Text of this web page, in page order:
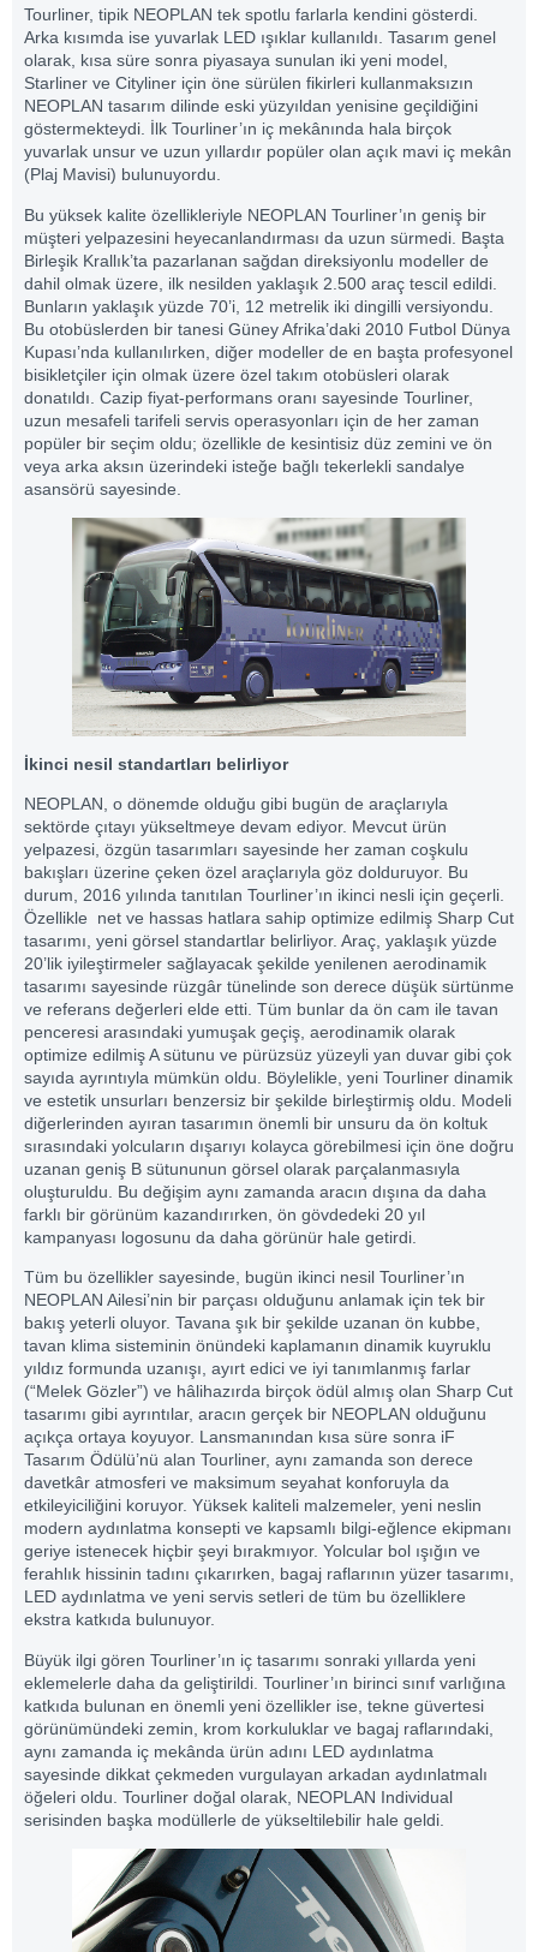
Tourliner, tipik NEOPLAN tek spotlu farlarla kendini gösterdi.
Arka kısımda ise yuvarlak LED ışıklar kullanıldı. Tasarım genel
olarak, kısa süre sonra piyasaya sunulan iki yeni model,
Starliner ve Cityliner için öne sürülen fikirleri kullanmaksızın
NEOPLAN tasarım dilinde eski yüzyıldan yenisine geçildiğini
göstermekteydi. İlk Tourliner’ın iç mekânında hala birçok
yuvarlak unsur ve uzun yıllardır popüler olan açık mavi iç mekân
(Plaj Mavisi) bulunuyordu.
Bu yüksek kalite özellikleriyle NEOPLAN Tourliner’ın geniş bir
müşteri yelpazesini heyecanlandırması da uzun sürmedi. Başta
Birleşik Krallık’ta pazarlanan sağdan direksiyonlu modeller de
dahil olmak üzere, ilk nesilden yaklaşık 2.500 araç tescil edildi.
Bunların yaklaşık yüzde 70’i, 12 metrelik iki dingilli versiyondu.
Bu otobüslerden bir tanesi Güney Afrika’daki 2010 Futbol Dünya
Kupası’nda kullanılırken, diğer modeller de en başta profesyonel
bisikletçiler için olmak üzere özel takım otobüsleri olarak
donatıldı. Cazip fiyat-performans oranı sayesinde Tourliner,
uzun mesafeli tarifeli servis operasyonları için de her zaman
popüler bir seçim oldu; özellikle de kesintisiz düz zemini ve ön
veya arka aksın üzerindeki isteğe bağlı tekerlekli sandalye
asansörü sayesinde.
İkinci nesil standartları belirliyor
NEOPLAN, o dönemde olduğu gibi bugün de araçlarıyla
sektörde çıtayı yükseltmeye devam ediyor. Mevcut ürün
yelpazesi, özgün tasarımları sayesinde her zaman coşkulu
bakışları üzerine çeken özel araçlarıyla göz dolduruyor. Bu
durum, 2016 yılında tanıtılan Tourliner’ın ikinci nesli için geçerli.
Özellikle net ve hassas hatlara sahip optimize edilmiş Sharp Cut
tasarımı, yeni görsel standartlar belirliyor. Araç, yaklaşık yüzde
20’lik iyileştirmeler sağlayacak şekilde yenilenen aerodinamik
tasarımı sayesinde rüzgâr tünelinde son derece düşük sürtünme
ve referans değerleri elde etti. Tüm bunlar da ön cam ile tavan
penceresi arasındaki yumuşak geçiş, aerodinamik olarak
optimize edilmiş A sütunu ve pürüzsüz yüzeyli yan duvar gibi çok
sayıda ayrıntıyla mümkün oldu. Böylelikle, yeni Tourliner dinamik
ve estetik unsurları benzersiz bir şekilde birleştirmiş oldu. Modeli
diğerlerinden ayıran tasarımın önemli bir unsuru da ön koltuk
sırasındaki yolcuların dışarıyı kolayca görebilmesi için öne doğru
uzanan geniş B sütununun görsel olarak parçalanmasıyla
oluşturuldu. Bu değişim aynı zamanda aracın dışına da daha
farklı bir görünüm kazandırırken, ön gövdedeki 20 yıl
kampanyası logosunu da daha görünür hale getirdi.
Tüm bu özellikler sayesinde, bugün ikinci nesil Tourliner’ın
NEOPLAN Ailesi’nin bir parçası olduğunu anlamak için tek bir
bakış yeterli oluyor. Tavana şık bir şekilde uzanan ön kubbe,
tavan klima sisteminin önündeki kaplamanın dinamik kuyruklu
yıldız formunda uzanışı, ayırt edici ve iyi tanımlanmış farlar
(“Melek Gözler”) ve hâlihazırda birçok ödül almış olan Sharp Cut
tasarımı gibi ayrıntılar, aracın gerçek bir NEOPLAN olduğunu
açıkça ortaya koyuyor. Lansmanından kısa süre sonra iF
Tasarım Ödülü’nü alan Tourliner, aynı zamanda son derece
davetkâr atmosferi ve maksimum seyahat konforuyla da
etkileyiciliğini koruyor. Yüksek kaliteli malzemeler, yeni neslin
modern aydınlatma konsepti ve kapsamlı bilgi-eğlence ekipmanı
geriye istenecek hiçbir şeyi bırakmıyor. Yolcular bol ışığın ve
ferahlık hissinin tadını çıkarırken, bagaj raflarının yüzer tasarımı,
LED aydınlatma ve yeni servis setleri de tüm bu özelliklere
ekstra katkıda bulunuyor.
Büyük ilgi gören Tourliner’ın iç tasarımı sonraki yıllarda yeni
eklemelerle daha da geliştirildi. Tourliner’ın birinci sınıf varlığına
katkıda bulunan en önemli yeni özellikler ise, tekne güvertesi
görünümündeki zemin, krom korkuluklar ve bagaj raflarındaki,
aynı zamanda iç mekânda ürün adını LED aydınlatma
sayesinde dikkat çekmeden vurgulayan arkadan aydınlatmalı
öğeleri oldu. Tourliner doğal olarak, NEOPLAN Individual
serisinden başka modüllerle de yükseltilebilir hale geldi.